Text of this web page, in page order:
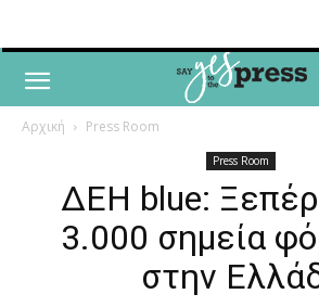
Αρχική Press Room
Press Room
ΔΕΗ blue:
3.000 σημεία
στην